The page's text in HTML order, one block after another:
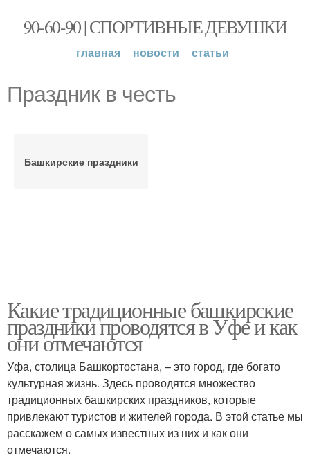
90-60-90 | СПОРТИВНЫЕ ДЕВУШКИ
главная новости статьи
Праздник в честь
Башкирские праздники
Какие традиционные башкирские
праздники проводятся в Уфе и как
они отмечаются
Уфа, столица Башкортостана, – это город, где богато
культурная жизнь. Здесь проводятся множество
традиционных башкирских праздников, которые
привлекают туристов и жителей города. В этой статье мы
расскажем о самых известных из них и как они
отмечаются.